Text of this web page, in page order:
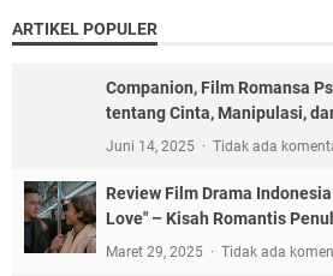
ARTIKEL POPULER
Companion, Film Romansa
tentang Cinta, Manipulasi,
Juni 14, 2025 Tidak ada
Review Film Drama
Love" – Kisah Romantis
Maret 29, 2025 Tidak ada